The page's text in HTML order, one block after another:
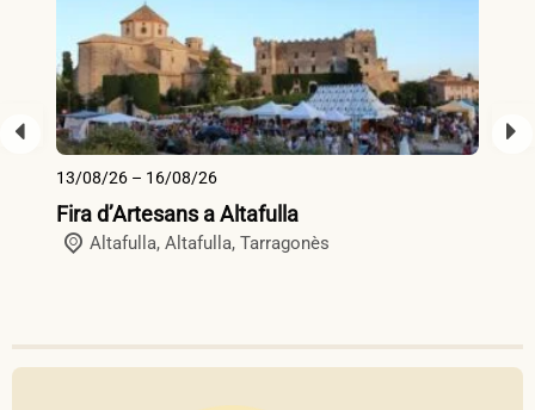
13/08/26 – 16/08/26
Fira d’Artesans a Altafulla
Altafulla, Altafulla, Tarragonès